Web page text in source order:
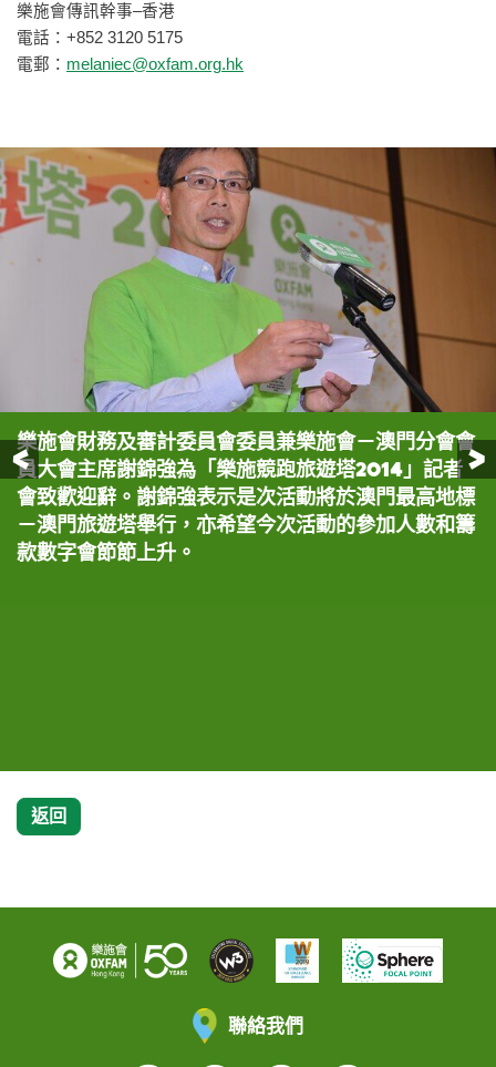
樂施會傳訊幹事–香港
電話：+852 3120 5175
電郵： melaniec@oxfam.org.hk
前一頁
樂施會財務及審計委員會委員兼樂施會－澳門分會會
員大會主席謝錦強為「樂施競跑旅遊塔2014」記者
會致歡迎辭。謝錦強表示是次活動將於澳門最高地標
－澳門旅遊塔舉行，亦希望今次活動的參加人數和籌
款數字會節節上升。
香港截肢者體育會主席馮錦雄分享多次參加長跑及跑
樓梯活動的經驗，希望以身作則為一眾傷健人士帶來
正能量，亦多謝馮太在人生及長跑路上的支持。
樂施會及到場嘉賓主持啟動儀式，一同踏上樓梯級，
象徵「樂施競跑旅遊塔2014」正式揭幕：（左至
右）樂施會－澳門分會顧問岑一峰、香港截肢者體育
會主席馮錦雄及太太、信德旅遊有限公司總經理黃君
雅、樂施會總裁余志穩、樂施會財務及審計委員會委
樂施會及到場嘉賓主持啟動儀式，一同踏上樓梯級，
象徵「樂施競跑旅遊塔2014」正式揭幕：（左至
右）樂施會－澳門分會顧問岑一峰、香港截肢者體育
會主席馮錦雄及太太、信德旅遊有限公司總經理黃君
雅、樂施會總裁余志穩、樂施會財務及審計委員會委
返回
聯絡我們